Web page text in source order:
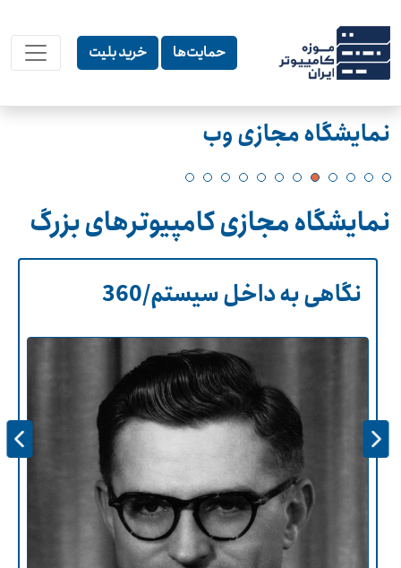
حمایت‌ها خرید بلیت
نمایشگاه مجازی وب
نمایشگاه مجازی کامپیوترهای بزرگ
نگاهی به داخل سیستم/360